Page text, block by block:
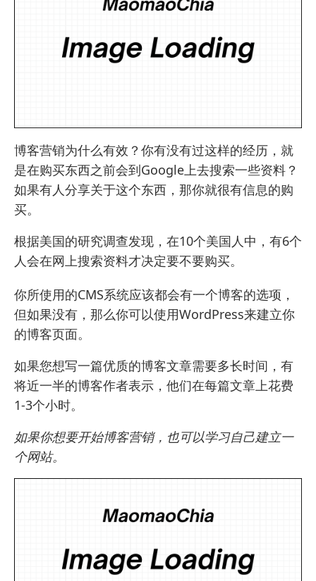
博客营销为什么有效？你有没有过这样的经历，就
是在购买东西之前会到Google上去搜索一些资料？
如果有人分享关于这个东西，那你就很有信息的购
买。
根据美国的研究调查发现，在10个美国人中，有6个
人会在网上搜索资料才决定要不要购买。
你所使用的CMS系统应该都会有一个博客的选项，
但如果没有，那么你可以使用WordPress来建立你
的博客页面。
如果您想写一篇优质的博客文章需要多长时间，有
将近一半的博客作者表示，他们在每篇文章上花费
1-3个小时。
如果你想要开始博客营销，也可以学习自己建立一
个网站。